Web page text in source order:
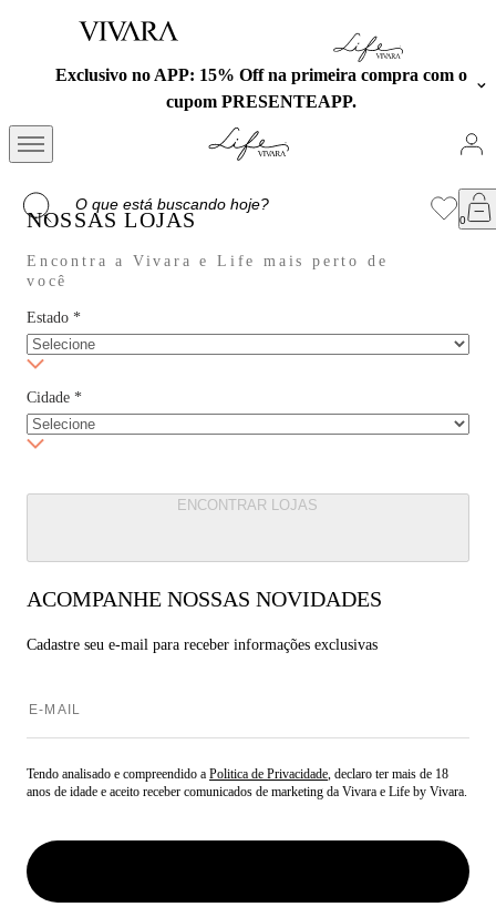
Exclusivo no APP: 15% Off na primeira compra com o
cupom PRESENTEAPP.
NOSSAS LOJAS
Encontra a Vivara e Life mais perto de
você
Estado *
Cidade *
ENCONTRAR LOJAS
ACOMPANHE NOSSAS NOVIDADES
Cadastre seu e-mail para receber informações exclusivas
Tendo analisado e compreendido a Politica de Privacidade, declaro ter mais de 18
anos de idade e aceito receber comunicados de marketing da Vivara e Life by Vivara.